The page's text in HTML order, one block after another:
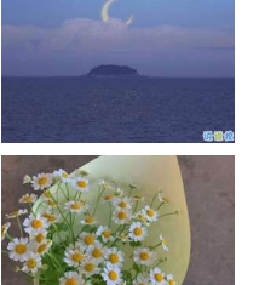
晚安励志语录带图片 晚安心语
励志鸡汤